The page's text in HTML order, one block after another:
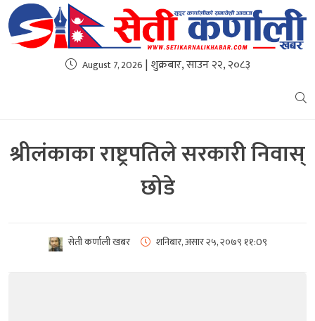
August 7, 2026 | शुक्रबार, साउन २२, २०८३
श्रीलंकाका राष्ट्रपतिले सरकारी निवास्
छोडे
सेती कर्णाली खबर शनिबार, असार २५, २०७९ ११:0९